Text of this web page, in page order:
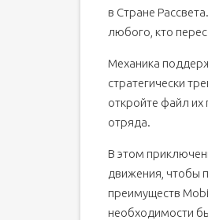
в Стране
любого, кто
Механика
стратегически
откройте файл
отряда.
В этом
движения, чтобы
преимуществ
необходимости